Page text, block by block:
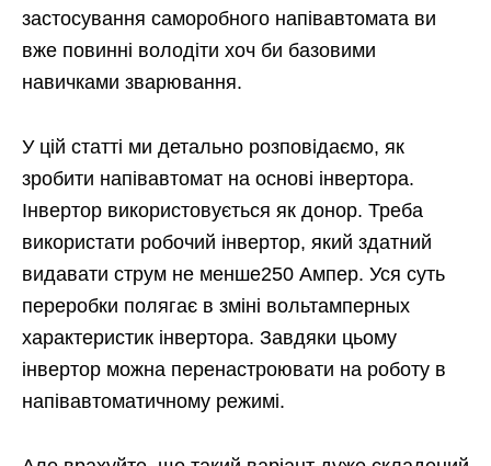
застосування саморобного напівавтомата ви
вже повинні володіти хоч би базовими
навичками зварювання.
У цій статті ми детально розповідаємо, як
зробити напівавтомат на основі інвертора.
Інвертор використовується як донор. Треба
використати робочий інвертор, який здатний
видавати струм не менше250 Ампер. Уся суть
переробки полягає в зміні вольтамперных
характеристик інвертора. Завдяки цьому
інвертор можна перенастроювати на роботу в
напівавтоматичному режимі.